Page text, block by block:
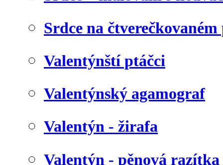
Srdce na
Valentýnští ptáčci
Valentýnský agamograf
Valentýn - žirafa
Valentýn - pěnová razítka